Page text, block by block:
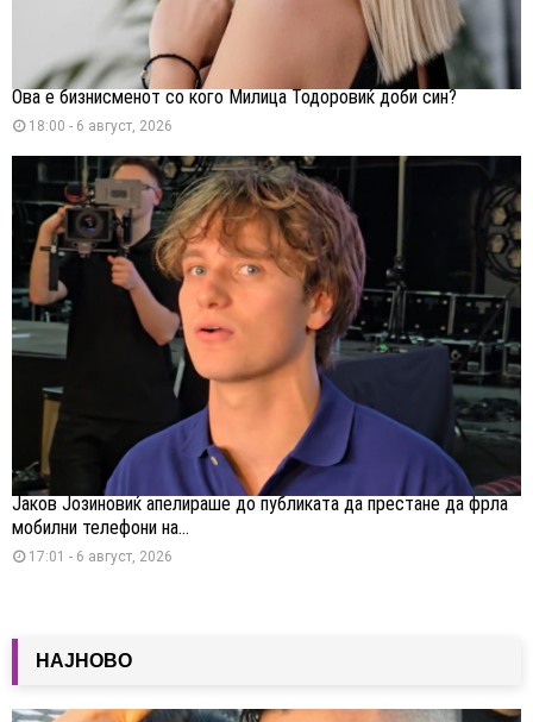
Ова е бизнисменот со кого Милица Тодоровиќ доби син?
18:00 - 6 август, 2026
Јаков Јозиновиќ апелираше до публиката да престане да фрла
мобилни телефони на...
17:01 - 6 август, 2026
НАЈНОВО